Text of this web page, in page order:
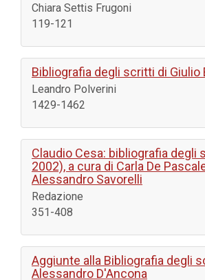
Chiara Settis Frugoni
119-121
Bibliografia degli scritti di Giulio
Leandro Polverini
1429-1462
Claudio Cesa: bibliografia degli
2002), a cura di Carla De
Alessandro Savorelli
Redazione
351-408
Aggiunte alla Bibliografia degli
Alessandro D'Ancona